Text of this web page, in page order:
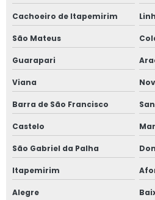
Inspeção de imóvel
Inspeção e vistoria predial
Inspeção predial condomínio
Inspeção predial preço
Inspeção predial residencial
Inspeção predial segurança
Inspeção predial total
Cachoeiro de Itapemirim
São Mateus
Guarapari
Viana
Barra de São Francisco
Castelo
São Gabriel da Palha
Itapemirim
Alegre